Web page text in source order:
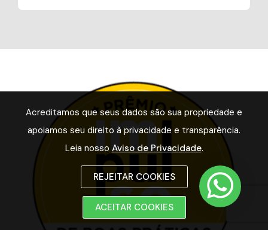
Acreditamos que seus dados são sua propriedade e
apoiamos seu direito à privacidade e transparência.
Leia nossoAviso de Privacidade.
REJEITAR COOKIES
ACEITAR COOKIES